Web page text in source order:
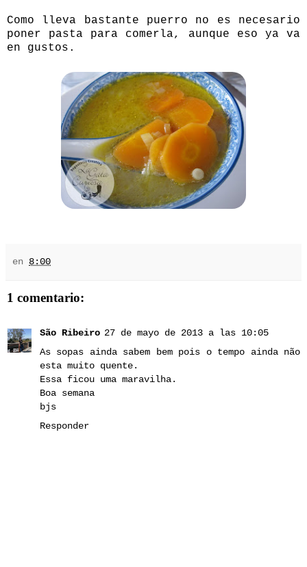
Como lleva bastante puerro no es necesario
poner pasta para comerla, aunque eso ya va
en gustos.
en 8:00
1 comentario:
São Ribeiro 27 de mayo de 2013 a las 10:05
As sopas ainda sabem bem pois o tempo ainda não
esta muito quente.
Essa ficou uma maravilha.
Boa semana
bjs
Responder